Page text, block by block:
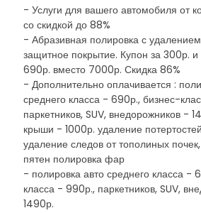
- Услуги для вашего автомобиля от
со скидкой до 88%
- Абразивная полировка с
защитное покрытие. Купон за 300р.
690р. вместо 7000р. Скидка 86%
- Дополнительно оплачивается :
среднего класса - 690р., бизнес-
паркетников, SUV, внедорожников -
крыши - 1000р. удаление
удаление следов от тополиных
пятен полировка фар
- полировка авто среднего класса -
класса - 990р., паркетников, SUV,
1490р.